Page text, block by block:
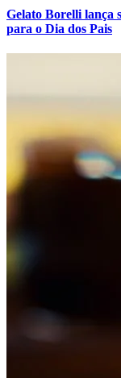
Bragantino
Gelato Borelli lança
para o Dia dos Pais